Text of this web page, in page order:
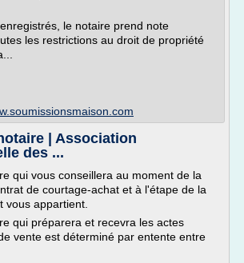
le notaire prend note
les restrictions au droit de propriété
| Association
des ...
qui vous conseillera au moment de la
de courtage-achat et à l'étape de la
vous appartient.
qui préparera et recevra les actes
vente est déterminé par entente entre